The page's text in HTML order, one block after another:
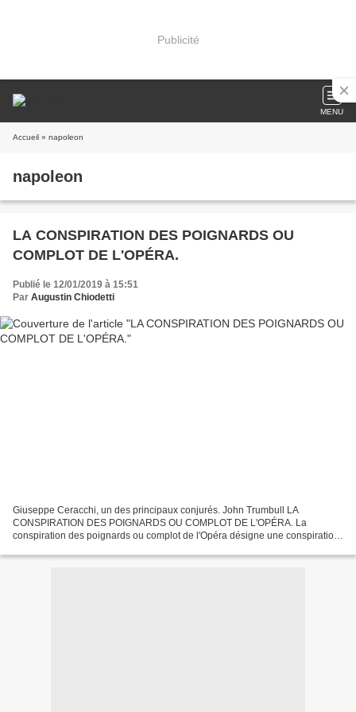
Publicité
MENU
Accueil » napoleon
napoleon
LA CONSPIRATION DES POIGNARDS OU
COMPLOT DE L'OPÉRA.
Publié le 12/01/2019 à 15:51
Par Augustin Chiodetti
Giuseppe Ceracchi, un des principaux conjurés. John Trumbull LA
CONSPIRATION DES POIGNARDS OU COMPLOT DE L'OPÉRA. La
conspiration des poignards ou complot de l'Opéra désigne une conspiration